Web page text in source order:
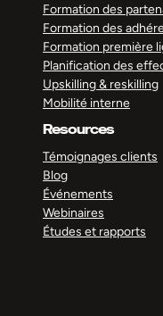
Formation des
Formation des
Formation première
Planification des
Upskilling & reskilling
Mobilité interne
Resources
Témoignages clients
Blog
Événements
Webinaires
Études et rapports